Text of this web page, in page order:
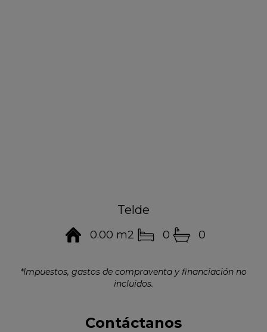
Telde
0.00 m2 0 0
*Impuestos, gastos de compraventa y financiación no
incluidos.
Contáctanos